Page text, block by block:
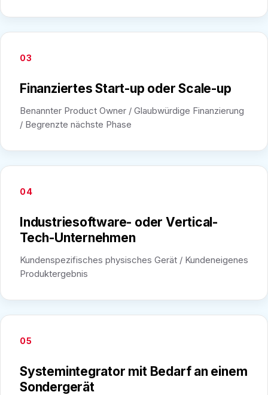
03
Finanziertes Start-up oder Scale-up
Benannter Product Owner / Glaubwürdige Finanzierung
/ Begrenzte nächste Phase
04
Industriesoftware- oder Vertical-
Tech-Unternehmen
Kundenspezifisches physisches Gerät / Kundeneigenes
Produktergebnis
05
Systemintegrator mit Bedarf an einem
Sondergerät